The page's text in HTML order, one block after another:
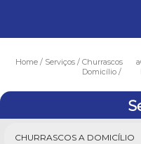
Home Serviços
Churrascos a
Domicílio
CHURRASCOS A DOMICÍLIO